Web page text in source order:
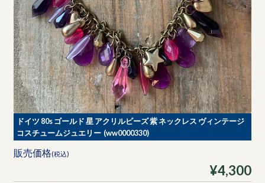
ドイツ 80s ゴールド 星 アクリルビーズ 紫 ネックレス ヴィンテージ
コスチュームジュエリー (ww0000330)
販売価格(税込)
¥4,300